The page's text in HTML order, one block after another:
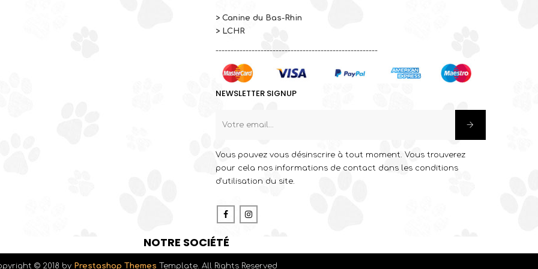
> Canine du Bas-Rhin
> LCHR
------------------------------------------------------
NEWSLETTER SIGNUP
Vous pouvez vous désinscrire à tout moment. Vous trouverez
pour cela nos informations de contact dans les conditions
d'utilisation du site.
Facebook
NOTRE SOCIÉTÉ
© 2018 by Prestashop Themes Template. All Rights Reserved